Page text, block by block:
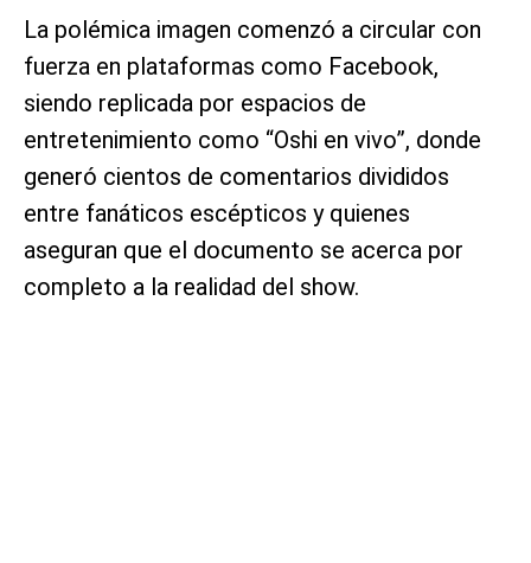
La polémica imagen comenzó a circular con
fuerza en plataformas como Facebook,
siendo replicada por espacios de
entretenimiento como “Oshi en vivo”, donde
generó cientos de comentarios divididos
entre fanáticos escépticos y quienes
aseguran que el documento se acerca por
completo a la realidad del show.